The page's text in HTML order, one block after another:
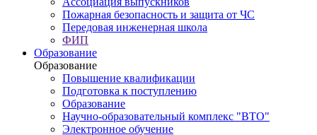
Пожарная безопасность и защита от ЧС
Передовая инженерная школа
ФИП
Образование
Образование
Повышение квалификации
Подготовка к поступлению
Образование
Научно-образовательный комплекс "ВТО"
Электронное обучение